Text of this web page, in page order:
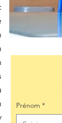
Prénom *